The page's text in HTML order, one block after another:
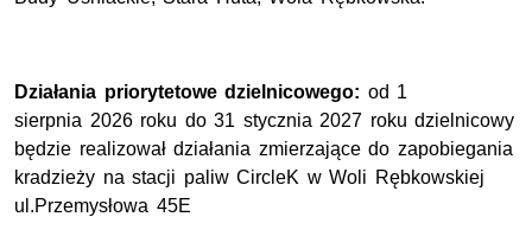
Działania priorytetowe dzielnicowego: od 1
sierpnia 2026 roku do 31 stycznia 2027 roku dzielnicowy
będzie realizował działania zmierzające do zapobiegania
kradzieży na stacji paliw CircleK w Woli Rębkowskiej
ul.Przemysłowa 45E